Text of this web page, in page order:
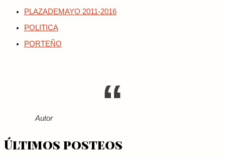
PLAZADEMAYO 2011-2016
POLITICA
PORTEÑO
Autor
Últimos posteos